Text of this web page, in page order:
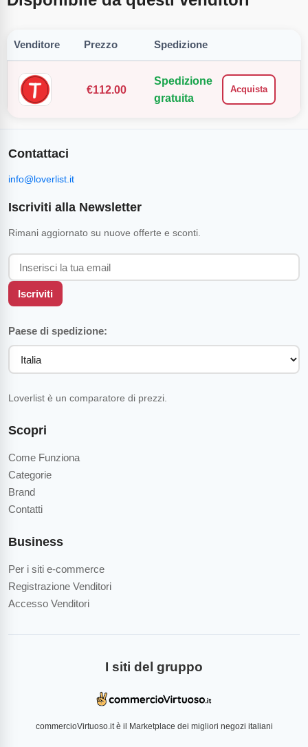
Venditore Prezzo Spedizione
€112.00
Spedizione
gratuita
Acquista
Scopri
Come Funziona
Categorie
Brand
Contatti
Business
Per i siti e-commerce
Registrazione Venditori
Accesso Venditori
Contattaci
info@loverlist.it
Iscriviti alla Newsletter
Rimani aggiornato su nuove offerte e sconti.
Iscriviti
Paese di spedizione:
Loverlist è un comparatore di prezzi.
I siti del gruppo
commercioVirtuoso.it è il Marketplace dei migliori negozi italiani